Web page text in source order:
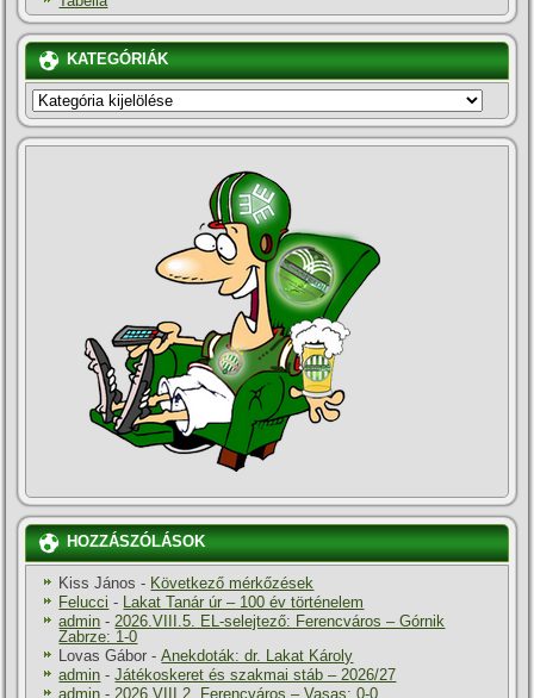
KATEGÓRIÁK
KATEGÓRIÁK
HOZZÁSZÓLÁSOK
Kiss János - Következő mérkőzések
Felucci -
Lakat Tanár úr – 100 év történelem
admin - 2026.VIII.5. EL-selejtező: Ferencváros – Górnik
Zabrze: 1-0
Lovas Gábor -Anekdoták: dr. Lakat Károly
admin -Játékoskeret és szakmai stáb – 2026/27
admin - 2026.VIII.2. Ferencváros – Vasas: 0-0